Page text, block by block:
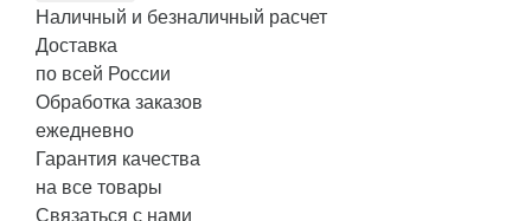
Наличный и безналичный расчет
Доставка
по всей России
Обработка заказов
ежедневно
Гарантия качества
на все товары
Связаться с нами